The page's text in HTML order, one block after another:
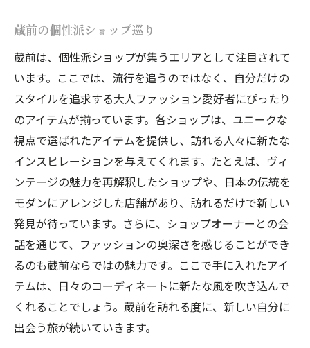
蔵前の個性派ショップ巡り
蔵前は、個性派ショップが集うエリアとして注目されて
います。ここでは、流行を追うのではなく、自分だけの
スタイルを追求する大人ファッション愛好者にぴったり
のアイテムが揃っています。各ショップは、ユニークな
視点で選ばれたアイテムを提供し、訪れる人々に新たな
インスピレーションを与えてくれます。たとえば、ヴィ
ンテージの魅力を再解釈したショップや、日本の伝統を
モダンにアレンジした店舗があり、訪れるだけで新しい
発見が待っています。さらに、ショップオーナーとの会
話を通じて、ファッションの奥深さを感じることができ
るのも蔵前ならではの魅力です。ここで手に入れたアイ
テムは、日々のコーディネートに新たな風を吹き込んで
くれることでしょう。蔵前を訪れる度に、新しい自分に
出会う旅が続いていきます。